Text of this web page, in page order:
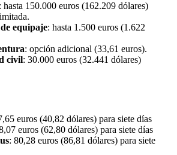
: hasta 150.000 euros (162.209 dólares)
equipaje: hasta 1.500 euros (1.622
: opción adicional (33,61 euros).
civil: 30.000 euros (32.441 dólares)
euros (40,82 dólares) para siete días
euros (62,80 dólares) para siete días
: 80,28 euros (86,81 dólares) para siete